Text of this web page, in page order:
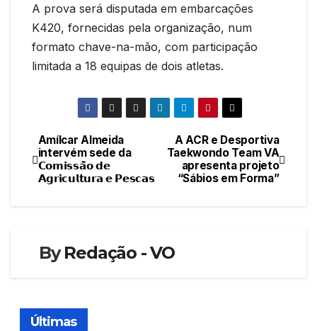
A prova será disputada em embarcações
K420, fornecidas pela organização, num
formato chave-na-mão, com participação
limitada a 18 equipas de dois atletas.
Navegação
de
A ACR e Desportiva
Taekwondo Team VA
apresenta projeto
“Sábios em Forma”
Amílcar Almeida
intervém sede da
𝗖𝗼𝗺𝗶𝘀𝘀𝗮̃𝗼 𝗱𝗲
𝗔𝗴𝗿𝗶𝗰𝘂𝗹𝘁𝘂𝗿𝗮 𝗲 𝗣𝗲𝘀𝗰𝗮𝘀
ByRedação - VO
Últimas